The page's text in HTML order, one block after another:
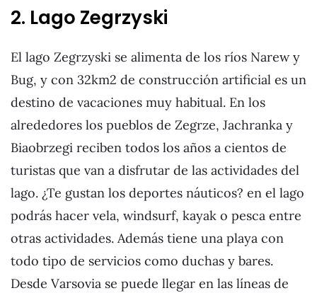
2. Lago Zegrzyski
El lago Zegrzyski se alimenta de los ríos Narew y
Bug, y con 32km2 de construcción artificial es un
destino de vacaciones muy habitual. En los
alrededores los pueblos de Zegrze, Jachranka y
Biaobrzegi reciben todos los años a cientos de
turistas que van a disfrutar de las actividades del
lago. ¿Te gustan los deportes náuticos? en el lago
podrás hacer vela, windsurf, kayak o pesca entre
otras actividades. Además tiene una playa con
todo tipo de servicios como duchas y bares.
Desde Varsovia se puede llegar en las líneas de